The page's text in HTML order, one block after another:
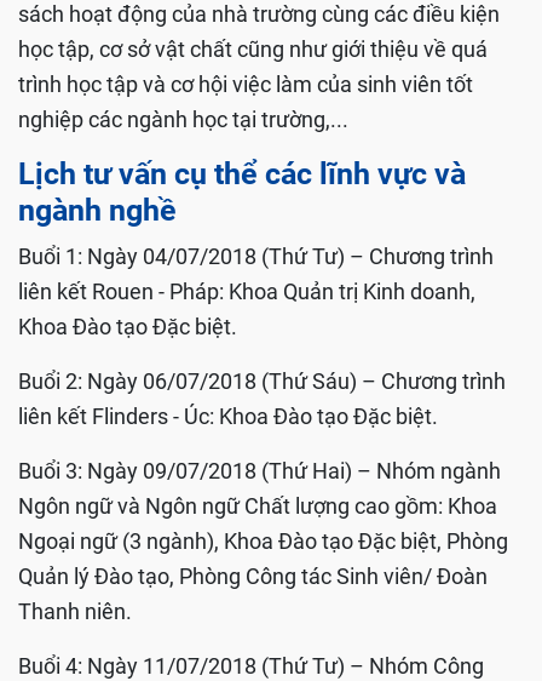
sách hoạt động của nhà trường cùng các điều kiện
học tập, cơ sở vật chất cũng như giới thiệu về quá
trình học tập và cơ hội việc làm của sinh viên tốt
nghiệp các ngành học tại trường,...
Lịch tư vấn cụ thể các lĩnh vực và
ngành nghề
Buổi 1: Ngày 04/07/2018 (Thứ Tư) – Chương trình
liên kết Rouen - Pháp: Khoa Quản trị Kinh doanh,
Khoa Đào tạo Đặc biệt.
Buổi 2: Ngày 06/07/2018 (Thứ Sáu) – Chương trình
liên kết Flinders - Úc: Khoa Đào tạo Đặc biệt.
Buổi 3: Ngày 09/07/2018 (Thứ Hai) – Nhóm ngành
Ngôn ngữ và Ngôn ngữ Chất lượng cao gồm: Khoa
Ngoại ngữ (3 ngành), Khoa Đào tạo Đặc biệt, Phòng
Quản lý Đào tạo, Phòng Công tác Sinh viên/ Đoàn
Thanh niên.
Buổi 4: Ngày 11/07/2018 (Thứ Tư) – Nhóm Công